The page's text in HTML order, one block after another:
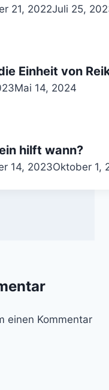
21, 2022Juli 25,
Einheit von
Mai 14, 2024
hilft wann?
14, 2023Oktober 1,
einen Kommentar